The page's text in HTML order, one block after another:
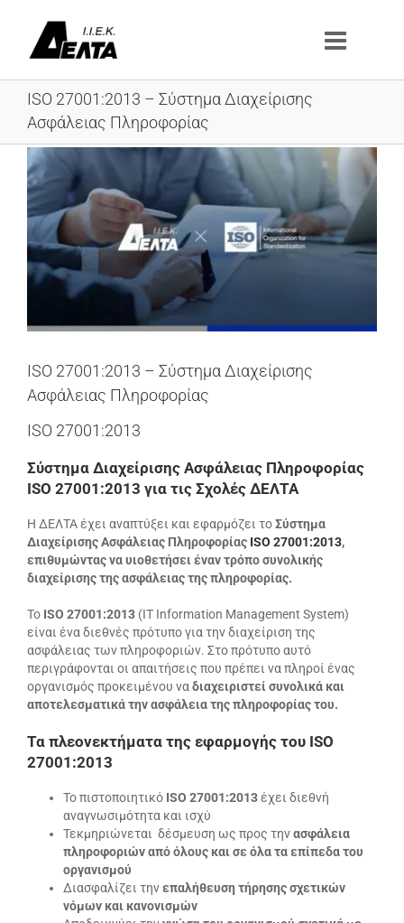
περιεχόμενο
ISO 27001:2013 – Σύστημα Διαχείρισης
Ασφάλειας Πληροφορίας
Προβολή
μεγαλύτερης
εικόνας
ISO 27001:2013 – Σύστημα Διαχείρισης
Ασφάλειας Πληροφορίας
ISO 27001:2013
Σύστημα Διαχείρισης Ασφάλειας Πληροφορίας
ISO 27001:2013 για τις Σχολές ΔΕΛΤΑ
Η ΔΕΛΤΑ έχει αναπτύξει και εφαρμόζει τοΣύστημα
Διαχείρισης Ασφάλειας Πληροφορίας ISO 27001:2013,
επιθυμώντας να υιοθετήσει έναν τρόπο συνολικής
διαχείρισης της ασφάλειας της πληροφορίας.
Το ISO 27001:2013 (IT Information Management System)
είναι ένα διεθνές πρότυπο για την διαχείριση της
ασφάλειας των πληροφοριών. Στο πρότυπο αυτό
περιγράφονται οι απαιτήσεις που πρέπει να πληροί ένας
οργανισμός προκειμένου ναδιαχειριστεί συνολικά και
αποτελεσματικά την ασφάλεια της πληροφορίας του.
Τα πλεονεκτήματα της εφαρμογής του ISO
27001:2013
Το πιστοποιητικό ISO 27001:2013έχει διεθνή
αναγνωσιμότητα και ισχύ
Τεκμηριώνεται δέσμευση ως προς τηνασφάλεια
πληροφοριών από όλους και σε όλα τα επίπεδα του
οργανισμού
Διασφαλίζει τηνεπαλήθευση τήρησης σχετικών
νόμων και κανονισμών